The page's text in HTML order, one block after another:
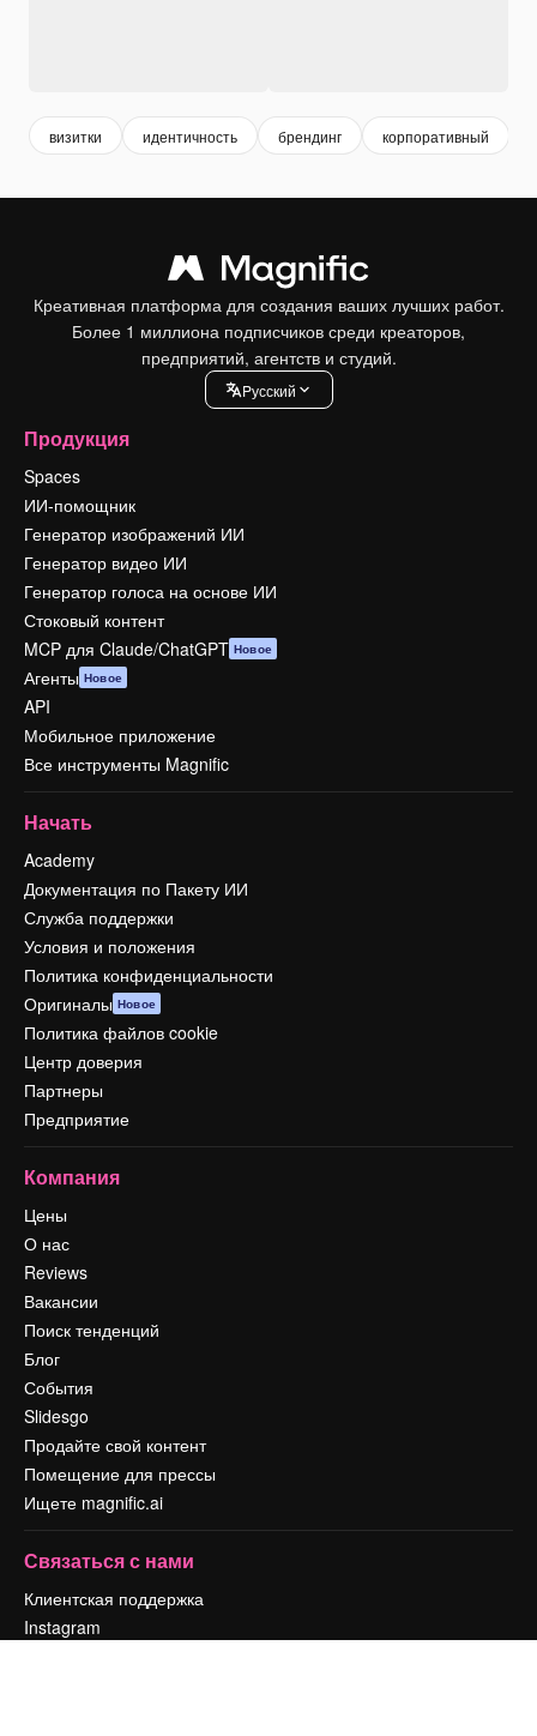
визитки идентичность брендинг корпоративный
Креативная платформа для создания ваших лучших работ.
Более 1 миллиона подписчиков среди креаторов,
предприятий, агентств и студий.
Pусский
Продукция
Spaces
ИИ-помощник
Генератор изображений ИИ
Генератор видео ИИ
Генератор голоса на основе ИИ
Стоковый контент
MCP для Claude/ChatGPT Новое
Агенты Новое
API
Мобильное приложение
Все инструменты Magnific
Начать
Academy
Документация по Пакету ИИ
Служба поддержки
Условия и положения
Политика конфиденциальности
Оригиналы Новое
Политика файлов cookie
Центр доверия
Партнеры
Предприятие
Компания
Цены
О нас
Reviews
Вакансии
Поиск тенденций
Блог
События
Slidesgo
Продайте свой контент
Помещение для прессы
Ищете magnific.ai
Связаться с нами
Клиентская поддержка
Instagram